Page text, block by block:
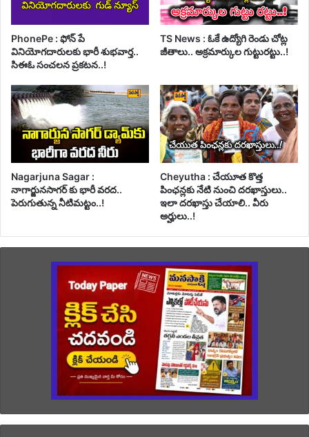
PhonePe : ఫోన్ పే
వినియోగదారులకు భారీ శుభవార్త..
సిఈఓ సంచలన ప్రకటన..!
TS News : ఓకే ఉద్యోగి రెండు చోట్ల
జీతాలు.. అక్రమార్కుల గుట్టురట్టు..!
Nagarjuna Sagar :
నాగార్జునసాగర్ కు భారీ వరద..
పెరుగుతున్న నీటిమట్టం..!
Cheyutha : చేయూత కొత్త
పింఛన్లకు నేటి నుంచి దరఖాస్తులు..
ఇలా దరఖాస్తు చేయాలి.. వీరు
అర్హులు..!